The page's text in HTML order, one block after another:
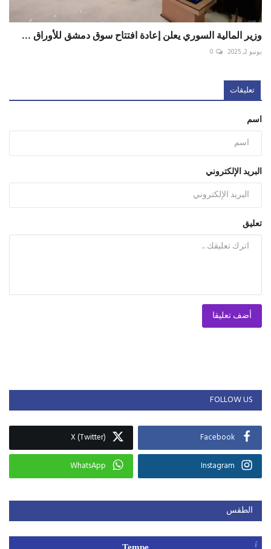
وزير المالية السوري يعلن إعادة افتتاح سوق دمشق للأوراق ...
يونيو 2, 2025 0
تعليقات
اسم
البريد الإلكتروني
تعليق
أضف تعليقا
FOLLOW US
Facebook
X (Twitter)
Instagram
WhatsApp
الطقس
Tempe